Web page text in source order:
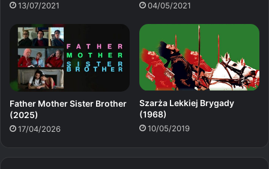
13/07/2021 04/05/2021
Father Mother Sister Brother
(2025)
17/04/2026
Szarża Lekkiej Brygady
(1968)
10/05/2019